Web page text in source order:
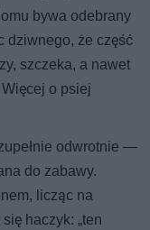
bywa odebrany
dziwnego, że część
szczeka, a nawet
o psiej
odwrotnie —
do zabawy.
licząc na
haczyk: „ten